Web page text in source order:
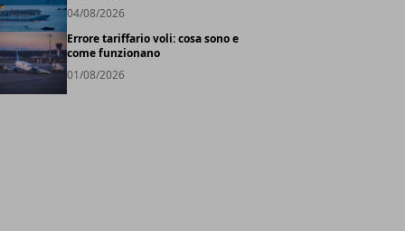
04/08/2026
Errore tariffario voli: cosa sono e
come funzionano
01/08/2026